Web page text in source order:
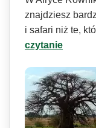
znajdziesz
i safari niż te,
czytanie